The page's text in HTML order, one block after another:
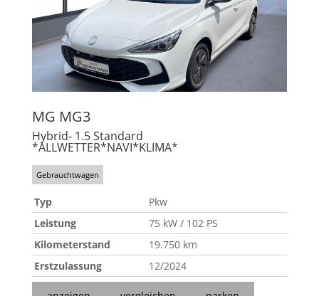
MG MG3
Hybrid- 1.5 Standard
*ALLWETTER*NAVI*KLIMA*
Gebrauchtwagen
Typ
Pkw
Leistung
75 kW / 102 PS
Kilometerstand
19.750 km
Erstzulassung
12/2024